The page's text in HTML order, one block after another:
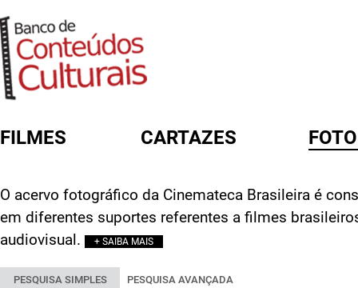
FILMES CARTAZES
O acervo fotográfico da Cinemateca Brasileira é
em diferentes suportes referentes a filmes
audiovisual.
+ SAIBA MAIS
PESQUISA SIMPLES PESQUISA AVANÇADA
FORMULÁRIO DE BUSCA